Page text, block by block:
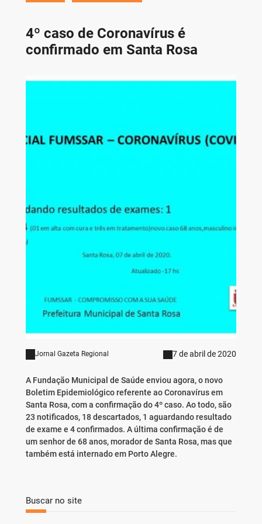
4º caso de Coronavírus é
confirmado em Santa Rosa
Jornal Gazeta Regional 7 de abril de 2020
A Fundação Municipal de Saúde enviou agora, o novo
Boletim Epidemiológico referente ao Coronavírus em
Santa Rosa, com a confirmação do 4º caso. Ao todo, são
23 notificados, 18 descartados, 1 aguardando resultado
de exame e 4 confirmados. A última confirmação é de
um senhor de 68 anos, morador de Santa Rosa, mas que
também está internado em Porto Alegre.
Buscar no site